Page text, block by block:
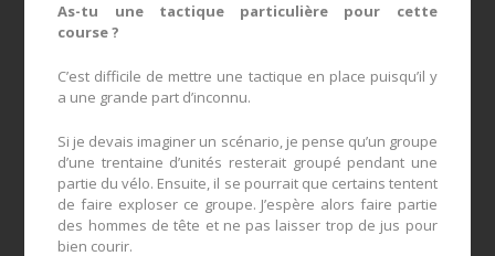
As-tu une tactique particulière pour cette
course ?
C’est difficile de mettre une tactique en place puisqu’il y
a une grande part d’inconnu.
Si je devais imaginer un scénario, je pense qu’un groupe
d’une trentaine d’unités resterait groupé pendant une
partie du vélo. Ensuite, il se pourrait que certains tentent
de faire exploser ce groupe. J’espère alors faire partie
des hommes de tête et ne pas laisser trop de jus pour
bien courir.